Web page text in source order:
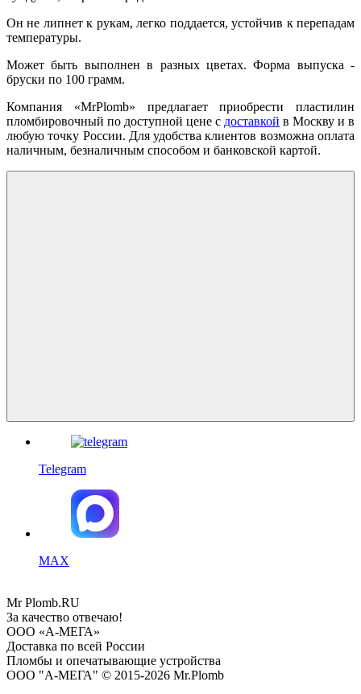
Он не липнет к рукам, легко поддается, устойчив к перепадам
температуры.
Может быть выполнен в разных цветах. Форма выпуска -
бруски по 100 грамм.
Компания «MrPlomb» предлагает приобрести пластилин
пломбировочный по доступной цене с доставкой в Москву и в
любую точку России. Для удобства клиентов возможна оплата
наличным, безналичным способом и банковской картой.
Telegram
MAX
MrPlomb.RU
За качество отвечаю!
ООО «А-МЕГА»
Доставка по всей России
Пломбы и опечатывающие устройства
ООО "А-МЕГА" © 2015-2026 Mr.Plomb